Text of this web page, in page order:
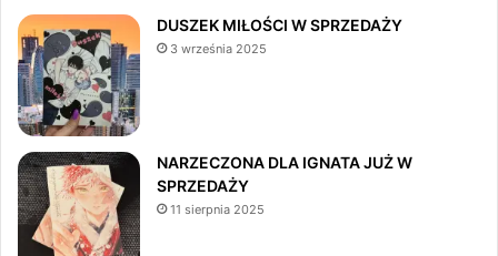
k
DUSZEK MIŁOŚCI W SPRZEDAŻY
3 września 2025
NARZECZONA DLA IGNATA JUŻ W
SPRZEDAŻY
11 sierpnia 2025